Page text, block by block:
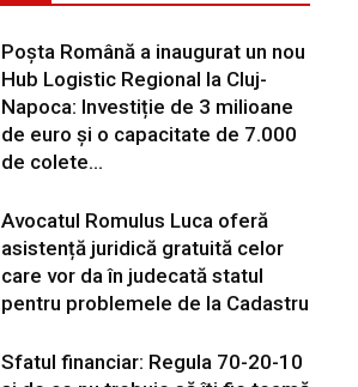
Poșta Română a inaugurat un nou
Hub Logistic Regional la Cluj-
Napoca: Investiție de 3 milioane
de euro și o capacitate de 7.000
de colete...
Avocatul Romulus Luca oferă
asistență juridică gratuită celor
care vor da în judecată statul
pentru problemele de la Cadastru
Sfatul financiar: Regula 70-20-10